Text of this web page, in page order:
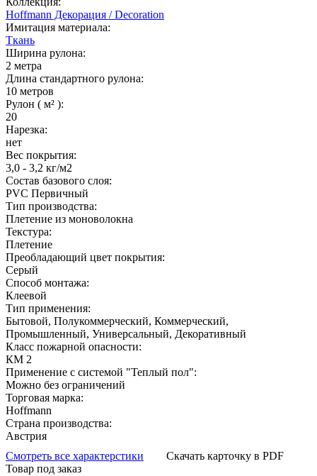
Hoffmann Декорация / Decoration
Имитация материала:
Ткань
Ширина рулона:
2 метра
Длина стандартного рулона:
10 метров
Рулон ( м² ):
20
Нарезка:
нет
Вес покрытия:
3,0 - 3,2 кг/м2
Состав базового слоя:
PVC Первичный
Тип производства:
Плетение из моноволокна
Текстура:
Плетение
Преобладающий цвет покрытия:
Серый
Способ монтажа:
Клеевой
Тип применения:
Бытовой, Полукоммерческий, Коммерческий,
Промышленный, Универсальный, Декоративный
Класс пожарной опасности:
КМ 2
Применение с системой "Теплый пол":
Можно без ограничений
Торговая марка:
Hoffmann
Страна производства:
Австрия
Смотреть все характерстики
Скачать карточку в PDF
Товар под заказ